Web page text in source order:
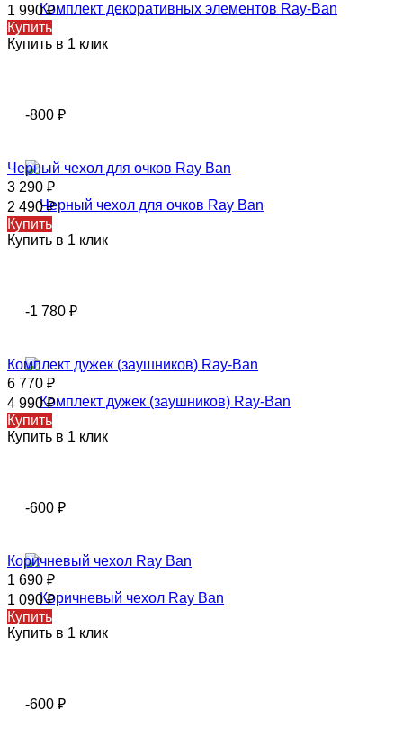
1 990₽
Купить
Купить в 1 клик
-800 ₽
Черный чехол для очков Ray Ban
3 290 ₽
2 490₽
Купить
Купить в 1 клик
-1 780 ₽
Комплект дужек (заушников) Ray-Ban
6 770 ₽
4 990₽
Купить
Купить в 1 клик
-600 ₽
Коричневый чехол Ray Ban
1 690 ₽
1 090₽
Купить
Купить в 1 клик
-600 ₽